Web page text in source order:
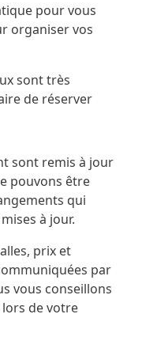
pour vous
organiser vos
sont très
de réserver
sont remis à jour
pouvons être
qui
à jour.
prix et
par
vous conseillons
de votre